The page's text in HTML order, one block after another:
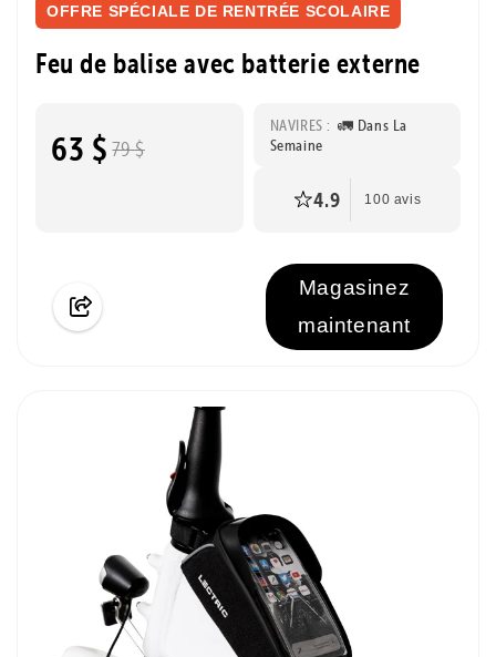
OFFRE SPÉCIALE DE RENTRÉE SCOLAIRE
Feu de balise avec batterie externe
63 $ 79 $
NAVIRES : 🚛 Dans La
Semaine
4.9 100 avis
Magasinez
maintenant